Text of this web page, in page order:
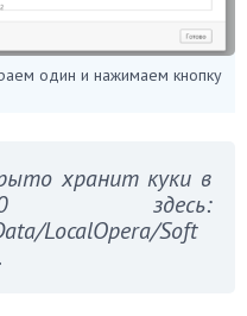
один и нажимаем кнопку
хранит куки в
здесь:
LocalOpera/Soft